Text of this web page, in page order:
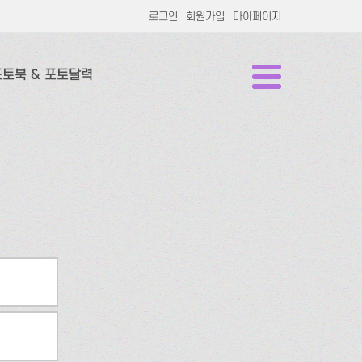
로그인 회원가입 마이페이지
북 & 포토달력